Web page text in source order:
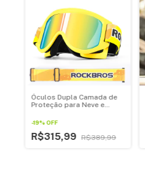
Óculos Dupla Camada de
Proteção para Neve e
-19%OFF
R$315,99 R$389,99